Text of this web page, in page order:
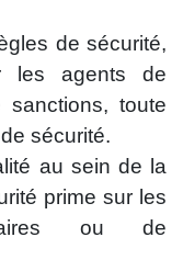
de sécurité,
les agents de
sanctions, toute
sécurité.
au sein de la
prime sur les
ou de